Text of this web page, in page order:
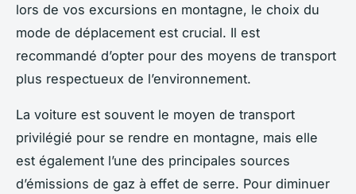
lors de vos excursions en montagne, le choix du
mode de déplacement est crucial. Il est
recommandé d’opter pour des moyens de transport
plus respectueux de l’environnement.
La voiture est souvent le moyen de transport
privilégié pour se rendre en montagne, mais elle
est également l’une des principales sources
d’émissions de gaz à effet de serre. Pour diminuer